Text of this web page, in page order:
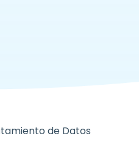
de Datos